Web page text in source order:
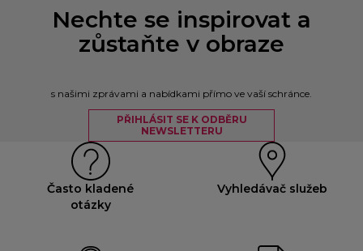
Nechte se inspirovat a
zůstaňte v obraze
s našimi zprávami a nabídkami přímo ve vaší schránce.
PŘIHLÁSIT SE K ODBĚRU
NEWSLETTERU
Často kladené
otázky
Vyhledávač služeb